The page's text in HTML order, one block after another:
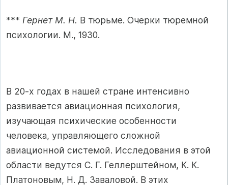
*** Гернет М. Н. В тюрьме. Очерки тюремной
психологии. М., 1930.
В 20-х годах в нашей стране интенсивно
развивается авиационная психология,
изучающая психические особенности
человека, управляющего сложной
авиационной системой. Исследования в этой
области ведутся С. Г. Геллерштейном, К. К.
Платоновым, Н. Д. Заваловой. В этих